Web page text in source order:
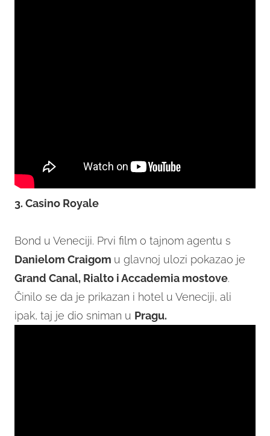
3. Casino Royale
Bond u Veneciji. Prvi film o tajnom agentu s
Danielom Craigom u glavnoj ulozi pokazao je
Grand Canal, Rialto i Accademia mostove.
Činilo se da je prikazan i hotel u Veneciji, ali
ipak, taj je dio sniman u Pragu.